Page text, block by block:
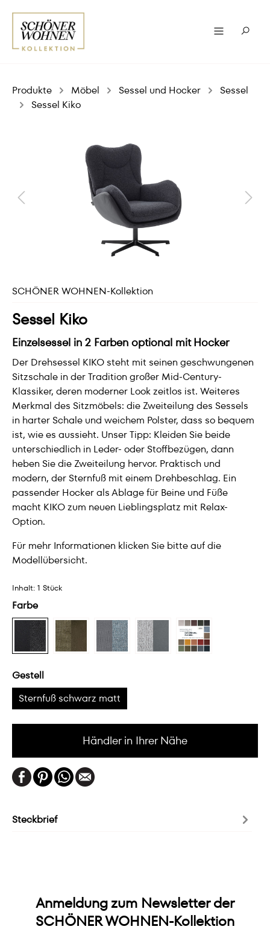
Produkte Möbel Sessel und Hocker
Sessel
Sessel Kiko
SCHÖNER WOHNEN-Kollektion
Sessel Kiko
Einzelsessel in 2 Farben optional mit Hocker
Der Drehsessel KIKO steht mit seinen geschwungenen
Sitzschale in der Tradition großer Mid-Century-
Klassiker, deren moderner Look zeitlos ist. Weiteres
Merkmal des Sitzmöbels: die Zweiteilung des Sessels
in harter Schale und weichem Polster, dass so bequem
ist, wie es aussieht. Unser Tipp: Kleiden Sie beide
unterschiedlich in Leder- oder Stoffbezügen, dann
heben Sie die Zweiteilung hervor. Praktisch und
modern, der Sternfuß mit einem Drehbeschlag. Ein
passender Hocker als Ablage für Beine und Füße
macht KIKO zum neuen Lieblingsplatz mit Relax-
Option.
Für mehr Informationen klicken Sie bitte auf die
Modellübersicht.
Inhalt: 1 Stück
Farbe
Gestell
Sternfuß schwarz matt
Händler in Ihrer Nähe
Steckbrief
Anmeldung zum Newsletter der
SCHÖNER WOHNEN-Kollektion